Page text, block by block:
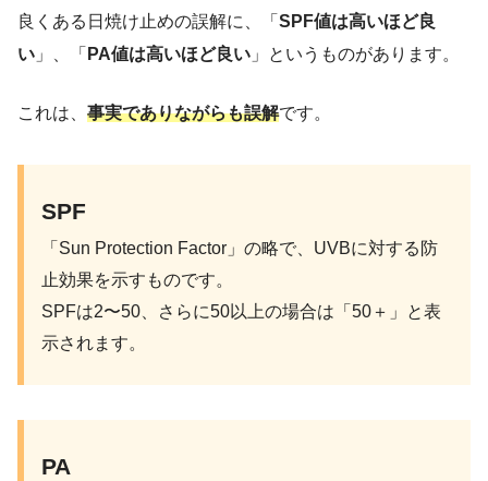
良くある日焼け止めの誤解に、「 SPF値は高いほど良
い 」、「 PA値は高いほど良い 」というものがあります。
これは、 事実でありながらも誤解です。
SPF
「Sun Protection Factor」の略で、UVBに対する防
止効果を示すものです。
SPFは2〜50、さらに50以上の場合は「50＋」と表
示されます。
PA